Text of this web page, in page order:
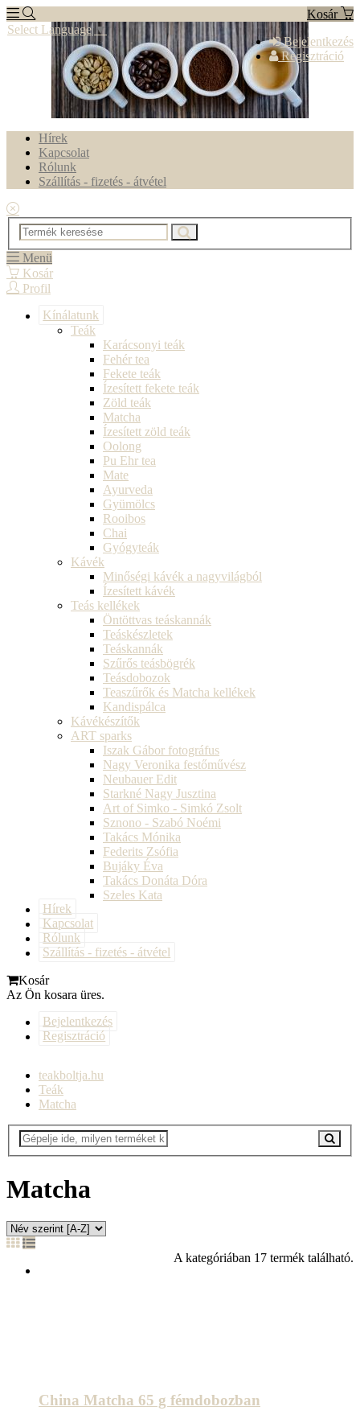
Kosár
Bejelentkezés
Regisztráció
Select Language ▼
Hírek
Kapcsolat
Rólunk
Szállítás - fizetés - átvétel
Menü
Kosár
Profil
Kínálatunk
Teák
Karácsonyi teák
Fehér tea
Fekete teák
Ízesített fekete teák
Zöld teák
Matcha
Ízesített zöld teák
Oolong
Pu Ehr tea
Mate
Ayurveda
Gyümölcs
Rooibos
Chai
Gyógyteák
Kávék
Minőségi kávék a nagyvilágból
Ízesített kávék
Teás kellékek
Öntöttvas teáskannák
Teáskészletek
Teáskannák
Szűrős teásbögrék
Teásdobozok
Teaszűrők és Matcha kellékek
Kandispálca
Kávékészítők
ART sparks
Iszak Gábor fotográfus
Nagy Veronika festőművész
Neubauer Edit
Starkné Nagy Jusztina
Art of Simko - Simkó Zsolt
Sznono - Szabó Noémi
Takács Mónika
Federits Zsófia
Bujáky Éva
Takács Donáta Dóra
Szeles Kata
Hírek
Kapcsolat
Rólunk
Szállítás - fizetés - átvétel
Kosár
Az Ön kosara üres.
Bejelentkezés
Regisztráció
teakboltja.hu
Teák
Matcha
Matcha
A kategóriában 17 termék található.
China Matcha 65 g fémdobozban